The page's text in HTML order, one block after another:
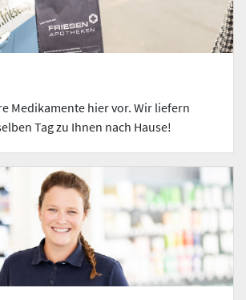
Medikamente hier vor. Wir liefern
Tag zu Ihnen nach Hause!